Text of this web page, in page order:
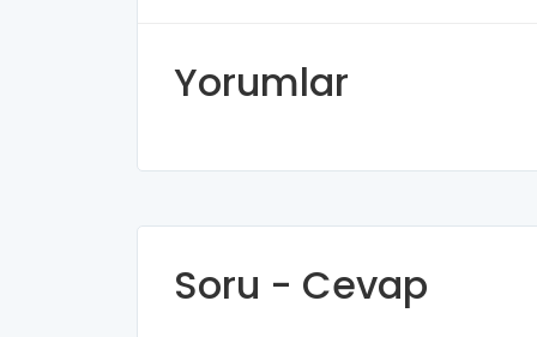
Yorumlar
Soru - Cevap